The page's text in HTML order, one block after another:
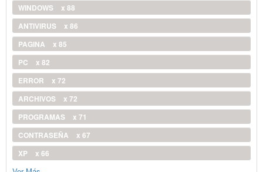
WINDOWS
x 88
ANTIVIRUS
x 86
PAGINA
x 85
PC
x 82
ERROR
x 72
ARCHIVOS
x 72
PROGRAMAS
x 71
CONTRASEÑA
x 67
XP
x 66